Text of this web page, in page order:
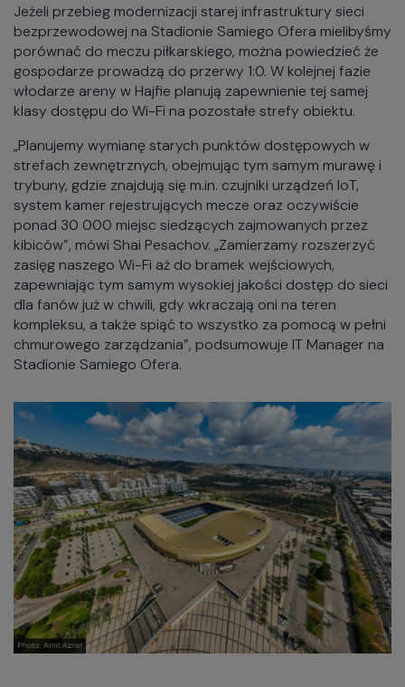
Jeżeli przebieg modernizacji starej infrastruktury sieci
bezprzewodowej na Stadionie Samiego Ofera mielibyśmy
porównać do meczu piłkarskiego, można powiedzieć że
gospodarze prowadzą do przerwy 1:0. W kolejnej fazie
włodarze areny w Hajfie planują zapewnienie tej samej
klasy dostępu do Wi-Fi na pozostałe strefy obiektu.
„Planujemy wymianę starych punktów dostępowych w
strefach zewnętrznych, obejmując tym samym murawę i
trybuny, gdzie znajdują się m.in. czujniki urządzeń IoT,
system kamer rejestrujących mecze oraz oczywiście
ponad 30 000 miejsc siedzących zajmowanych przez
kibiców”, mówi Shai Pesachov. „Zamierzamy rozszerzyć
zasięg naszego Wi-Fi aż do bramek wejściowych,
zapewniając tym samym wysokiej jakości dostęp do sieci
dla fanów już w chwili, gdy wkraczają oni na teren
kompleksu, a także spiąć to wszystko za pomocą w pełni
chmurowego zarządzania”, podsumowuje IT Manager na
Stadionie Samiego Ofera.